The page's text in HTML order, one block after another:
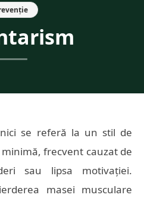
se referă la un stil de
frecvent cauzat de
sau lipsa motivației.
masei musculare